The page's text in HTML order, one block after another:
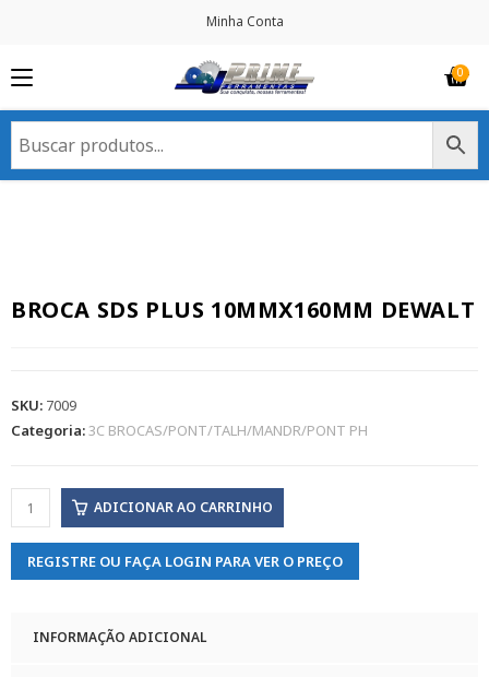
Minha Conta
BROCA SDS PLUS 10MMX160MM DEWALT
SKU: 7009
Categoria:3C BROCAS/PONT/TALH/MANDR/PONT PH
ADICIONAR AO CARRINHO
REGISTRE OU FAÇA LOGIN PARA VER O PREÇO
INFORMAÇÃO ADICIONAL